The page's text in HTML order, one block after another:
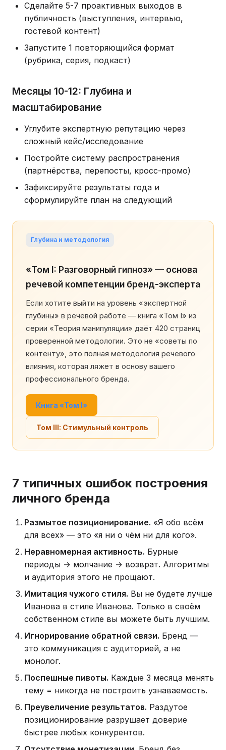
Сделайте 5-7 проактивных выходов в
публичность (выступления, интервью,
гостевой контент)
Запустите 1 повторяющийся формат
(рубрика, серия, подкаст)
Месяцы 10-12: Глубина и
масштабирование
Углубите экспертную репутацию через
сложный кейс/исследование
Постройте систему распространения
(партнёрства, перепосты, кросс-промо)
Зафиксируйте результаты года и
сформулируйте план на следующий
Глубина и методология
«Том I: Разговорный гипноз» — основа
речевой компетенции бренд-эксперта
Если хотите выйти на уровень «экспертной
глубины» в речевой работе — книга «Том I» из
серии «Теория манипуляции» даёт 420 страниц
проверенной методологии. Это не «советы по
контенту», это полная методология речевого
влияния, которая ляжет в основу вашего
профессионального бренда.
Книга «Том I»
Том III: Стимульный контроль
7 типичных ошибок построения
личного бренда
Размытое позиционирование. «Я обо всём
для всех» — это «я ни о чём ни для кого».
Неравномерная активность. Бурные
периоды → молчание → возврат. Алгоритмы
и аудитория этого не прощают.
Имитация чужого стиля. Вы не будете лучше
Иванова в стиле Иванова. Только в своём
собственном стиле вы можете быть лучшим.
Игнорирование обратной связи. Бренд —
это коммуникация с аудиторией, а не
монолог.
Поспешные пивоты. Каждые 3 месяца менять
тему = никогда не построить узнаваемость.
Преувеличение результатов. Раздутое
позиционирование разрушает доверие
быстрее любых конкурентов.